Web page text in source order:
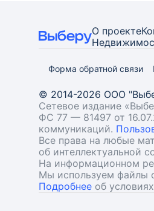
О проекте
Форма обратной связи
© 2014-2026 ООО
Сетевое издание
ФС 77 — 81497 от
коммуникаций.
Все права на любые
об интеллектуальной
На информационном
Мы используем файлы
Подробнее об